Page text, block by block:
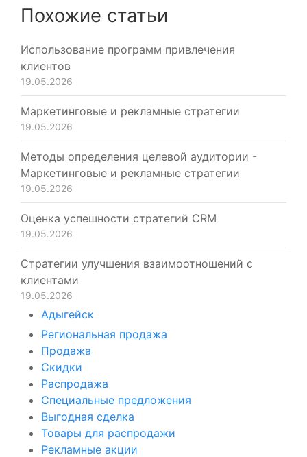
Похожие статьи
Использование программ привлечения
клиентов
19.05.2026
Маркетинговые и рекламные стратегии
19.05.2026
Методы определения целевой аудитории -
Маркетинговые и рекламные стратегии
19.05.2026
Оценка успешности стратегий CRM
19.05.2026
Стратегии улучшения взаимоотношений с
клиентами
19.05.2026
Адыгейск
Региональная продажа
Продажа
Скидки
Распродажа
Специальные предложения
Выгодная сделка
Товары для распродажи
Рекламные акции